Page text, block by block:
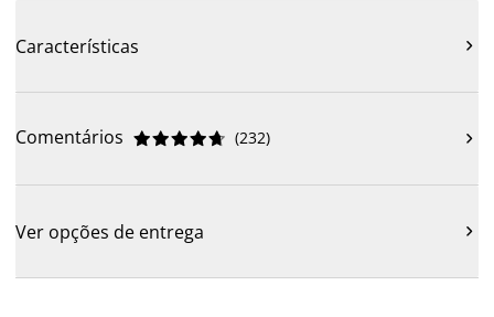
Características 
Comentários 




 (232) 
Ver opções de entrega 